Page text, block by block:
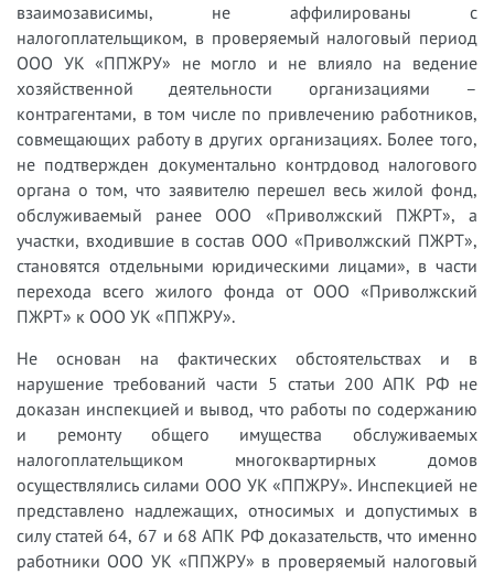
взаимозависимы, не аффилированы с
налогоплательщиком, в проверяемый налоговый период
ООО УК «ППЖРУ» не могло и не влияло на ведение
хозяйственной деятельности организациями –
контрагентами, в том числе по привлечению работников,
совмещающих работу в других организациях. Более того,
не подтвержден документально контрдовод налогового
органа о том, что заявителю перешел весь жилой фонд,
обслуживаемый ранее ООО «Приволжский ПЖРТ», а
участки, входившие в состав ООО «Приволжский ПЖРТ»,
становятся отдельными юридическими лицами», в части
перехода всего жилого фонда от ООО «Приволжский
ПЖРТ» к ООО УК «ППЖРУ».
Не основан на фактических обстоятельствах и в
нарушение требований части 5 статьи 200 АПК РФ не
доказан инспекцией и вывод, что работы по содержанию
и ремонту общего имущества обслуживаемых
налогоплательщиком многоквартирных домов
осуществлялись силами ООО УК «ППЖРУ». Инспекцией не
представлено надлежащих, относимых и допустимых в
силу статей 64, 67 и 68 АПК РФ доказательств, что именно
работники ООО УК «ППЖРУ» в проверяемый налоговый